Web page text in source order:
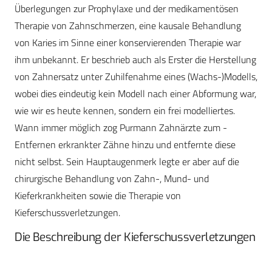
Überlegungen zur Prophylaxe und der medikamentösen
Therapie von Zahnschmerzen, eine kausale Behandlung
von Karies im Sinne einer konservierenden Therapie war
ihm unbekannt. Er beschrieb auch als Erster die Herstellung
von Zahnersatz unter Zuhilfenahme eines (Wachs-)Modells,
wobei dies eindeutig kein Modell nach einer Abformung war,
wie wir es heute kennen, sondern ein frei modelliertes.
Wann immer möglich zog Purmann Zahnärzte zum ­
Entfernen erkrankter Zähne hinzu und entfernte diese
nicht selbst. Sein Hauptaugenmerk legte er aber auf die
chirurgische Behandlung von Zahn-, Mund- und
Kieferkrankheiten sowie die Therapie von
Kieferschussverletzungen.
Die Beschreibung der Kieferschussverletzungen